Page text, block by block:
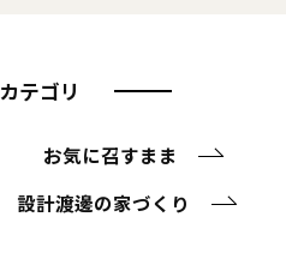
カテゴリ
お気に召すまま
設計渡邊の家づくり